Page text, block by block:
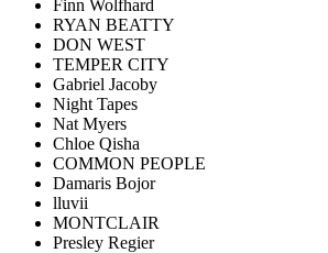
Finn Wolfhard
RYAN BEATTY
DON WEST
TEMPER CITY
Gabriel Jacoby
Night Tapes
Nat Myers
Chloe Qisha
COMMON PEOPLE
Damaris Bojor
lluvii
MONTCLAIR
Presley Regier